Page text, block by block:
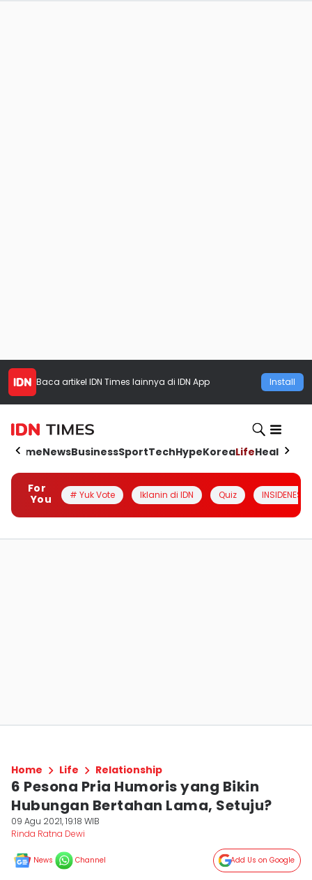
Baca artikel IDN Times lainnya di IDN App Install
HomeNewsBusinessSportTechHypeKoreaLifeHealth
For
You
# Yuk Vote Iklanin di IDN Quiz INSIDENESIA
Home Life Relationship
6 Pesona Pria Humoris yang Bikin
Hubungan Bertahan Lama, Setuju?
09 Agu 2021, 19:18 WIB
Rinda Ratna Dewi
News Channel Add Us on Google